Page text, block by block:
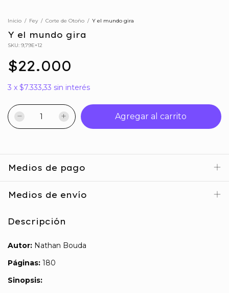
Inicio / Fey / Corte de Otoño / Y el mundo gira
Y el mundo gira
SKU: 9,79E+12
$22.000
3 x $7.333,33 sin interés
Medios de pago
Medios de envío
Descripción
Autor: Nathan Bouda
Páginas: 180
Sinopsis: